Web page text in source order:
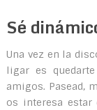
Sé
Una vez en la
ligar es
amigos. Pasead,
os interesa estar